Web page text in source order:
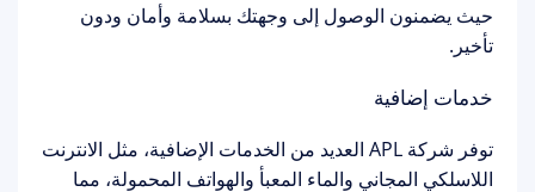
حيث يضمنون الوصول إلى وجهتك بسلامة وأمان ودون
تأخير.
خدمات إضافية
توفر شركة APL العديد من الخدمات الإضافية، مثل الانترنت
اللاسلكي المجاني والماء المعبأ والهواتف المحمولة، مما